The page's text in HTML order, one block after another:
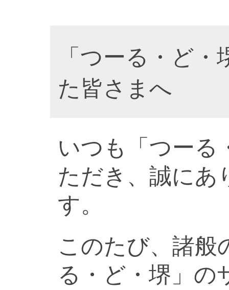
「つーる・ど
た皆さまへ
いつも「つーる
ただき、誠にあ
す。
このたび、諸般
る・ど・堺」の